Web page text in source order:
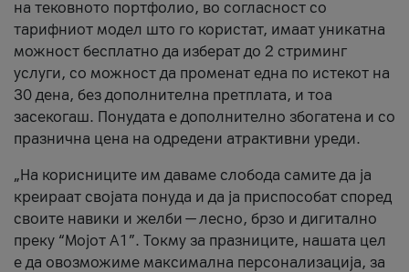
на тековното портфолио, во согласност со
тарифниот модел што го користат, имаат уникатна
можност бесплатно да изберат до 2 стриминг
услуги, со можност да променат една по истекот на
30 дена, без дополнителна претплата, и тоа
засекогаш. Понудата е дополнително збогатена и со
празнична цена на одредени атрактивни уреди.
„На корисниците им даваме слобода самите да ја
креираат својата понуда и да ја приспособат според
своите навики и желби — лесно, брзо и дигитално
преку “Мојот А1”. Токму за празниците, нашата цел
е да овозможиме максимална персонализација, за